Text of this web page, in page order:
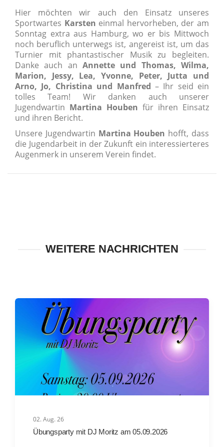
Hier möchten wir auch den Einsatz unseres
Sportwartes Karsten einmal hervorheben, der am
Sonntag extra aus Hamburg, wo er bis Mittwoch
noch beruflich unterwegs ist, angereist ist, um das
Turnier mit phantastischer Musik zu begleiten.
Danke auch an Annette und Thomas, Wilma,
Marion, Jessy, Lea, Yvonne, Peter, Jutta und
Arno, Jo, Christina und Manfred – Ihr seid ein
tolles Team! Wir danken auch unserer
Jugendwartin Martina Houben für ihren Einsatz
und ihren Bericht.
Unsere Jugendwartin Martina Houben hofft, dass
die Jugendarbeit in der Zukunft ein interessierteres
Augenmerk in unserem Verein findet.
WEITERE NACHRICHTEN
02. Aug. 26
Übungsparty mit DJ Moritz am 05.09.2026